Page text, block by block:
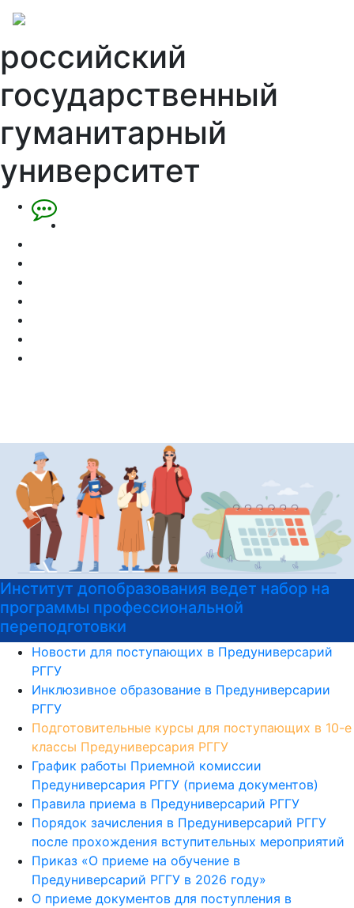
российский
государственный
гуманитарный
университет
на
Институт допобразования РГГУ
на подготовительные курсы к ЕГЭ
Новости для поступающих в Предуниверсарий
РГГУ
Инклюзивное образование в Предуниверсарии
РГГУ
Подготовительные курсы для поступающих в 10-е
классы Предуниверсария РГГУ
График работы Приемной комиссии
Предуниверсария РГГУ (приема документов)
Правила приема в Предуниверсарий РГГУ
Порядок зачисления в Предуниверсарий РГГУ
после прохождения вступительных мероприятий
Приказ «О приеме на обучение в
Предуниверсарий РГГУ в 2026 году»
О приеме документов для поступления в